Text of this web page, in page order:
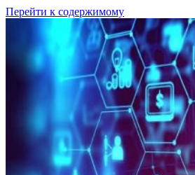
Перейти к содержимому